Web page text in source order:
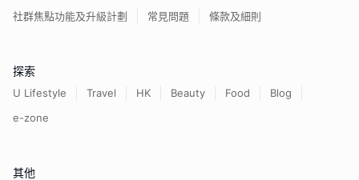
社群焦點功能及升級計劃
常見問題 條款及細則
探索
U Lifestyle Travel HK Beauty Food
Blog
e-zone
其他